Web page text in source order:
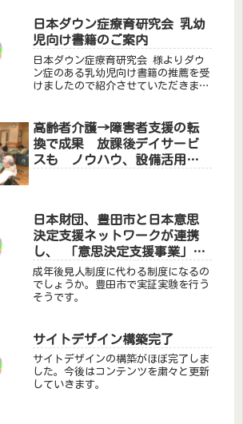
日本ダウン症療育研究会 乳幼
児向け書籍のご案内
日本ダウン症療育研究会 様よりダウ
ン症のある乳幼児向け書籍の推薦を受
けましたので紹介させていただきま
ー監修：玉井浩編集：日本ダウン症療
育研究会 摂食指導ワーキンググルー
プ（...
高齢者介護→障害者支援の転
換で成果 放課後デイサービ
スも ノウハウ、設備活用
日本財団、豊田市と日本意思
決定支援ネットワークが連携
し、 「意思決定支援事業」に
関する協定を締結
成年後見人制度に代わる制度になるの
でしょうか。豊田市で実証実験を行う
そうです。
サイトデザイン構築完了
サイトデザインの構築がほぼ完了しま
した。今後はコンテンツを粛々と更新
していきます。